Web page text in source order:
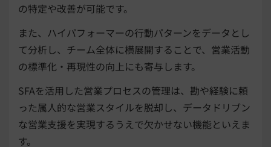
の特定や改善が可能です。
また、ハイパフォーマーの行動パターンをデータとし
て分析し、チーム全体に横展開することで、営業活動
の標準化・再現性の向上にも寄与します。
SFAを活用した営業プロセスの管理は、勘や経験に頼
った属人的な営業スタイルを脱却し、データドリブン
な営業支援を実現するうえで欠かせない機能といえま
す。